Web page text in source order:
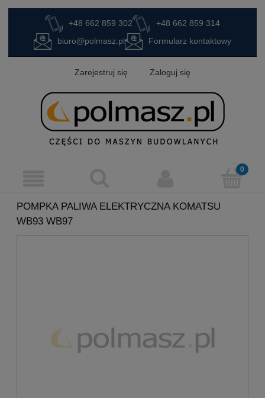
+48 662 859 302
+48 662 859 314
biuro@polmasz.pl
Formularz kontaktowy
Zarejestruj się Zaloguj się
POMPKA PALIWA ELEKTRYCZNA KOMATSU
WB93 WB97